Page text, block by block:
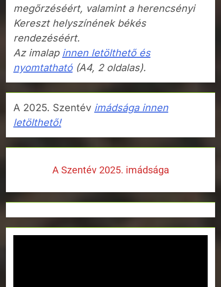
megőrzéséért, valamint a herencsényi
Kereszt helyszínének békés
rendezéséért.
Az imalap innen letölthető és
nyomtatható(A4, 2 oldalas).
A 2025. Szentév imádsága innen
letölthető!
A Szentév 2025. imádsága